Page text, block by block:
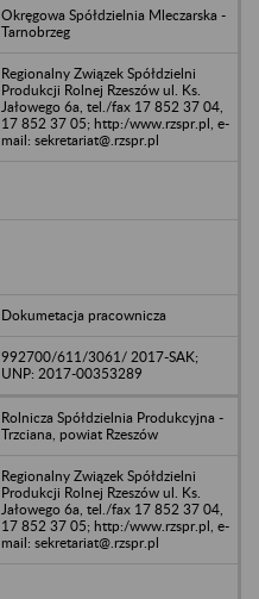
Okręgowa Spółdzielnia Mleczarska -
Tarnobrzeg
Regionalny Związek Spółdzielni
Produkcji Rolnej Rzeszów ul. Ks.
Jałowego 6a, tel./fax 17 852 37 04,
17 852 37 05; http:/www.rzspr.pl, e-
mail: sekretariat@.rzspr.pl
Dokumetacja pracownicza
992700/611/3061/ 2017-SAK;
UNP: 2017-00353289
Rolnicza Spółdzielnia Produkcyjna -
Trzciana, powiat Rzeszów
Regionalny Związek Spółdzielni
Produkcji Rolnej Rzeszów ul. Ks.
Jałowego 6a, tel./fax 17 852 37 04,
17 852 37 05; http:/www.rzspr.pl, e-
mail: sekretariat@.rzspr.pl